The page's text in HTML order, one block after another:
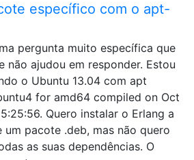
específico com o apt-
pergunta muito específica que
não ajudou em responder. Estou
o Ubuntu 13.04 com apt
for amd64 compiled on Oct
Quero instalar o Erlang a
um pacote .deb, mas não quero
as suas dependências. O